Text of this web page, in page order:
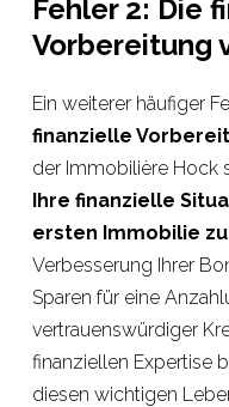
Fehler 2: Die
Vorbereitung
Ein weiterer häufiger
finanzielle
der Immobilière Hock
Ihre finanzielle
ersten Immobilie
Verbesserung Ihrer
Sparen für eine
vertrauenswürdiger
finanziellen Expertise
diesen wichtigen